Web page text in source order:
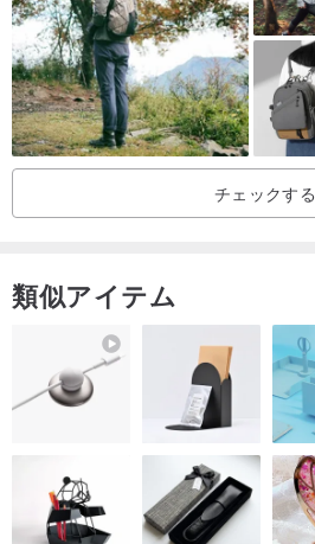
____
- 特殊な防水コーティング
- ロールトップバックパックでいつでも
・フロントに止水ファスナーの外ポケ
- メッシュポケット、伸縮性のあるボト
プを備えた内部コンパートメント
- 背中をより快適にするための強化され
肩への圧力を軽減するパッド入りの調節
____
寸法：高さ38×幅24×厚さ10cm（高さ
チェックする
類似アイテム